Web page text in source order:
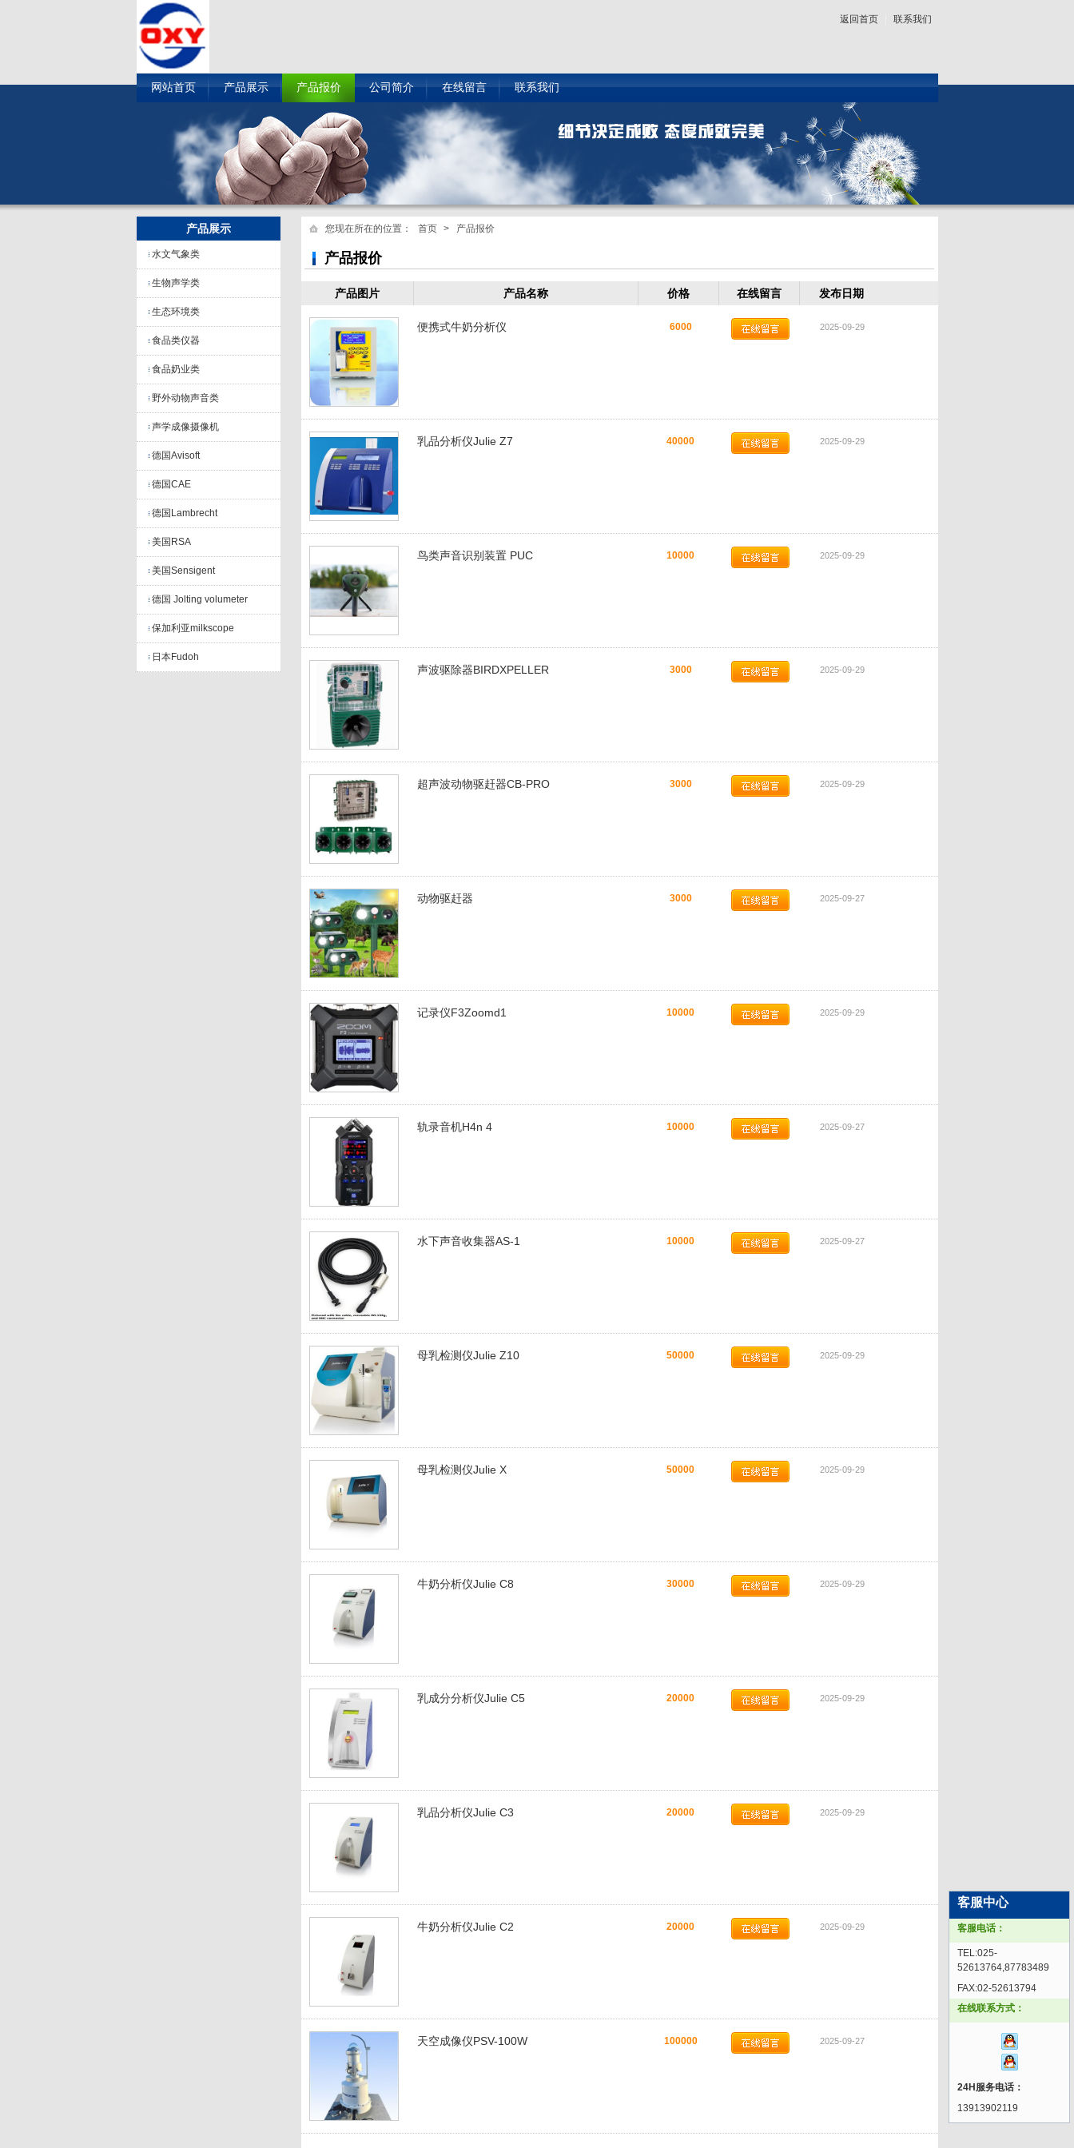
返回首页 联系我们
网站首页 产品展示 产品报价 公司简介 在线留言 联系我们
产品展示
水文气象类
生物声学类
生态环境类
食品类仪器
食品奶业类
野外动物声音类
声学成像摄像机
德国Avisoft
德国CAE
德国Lambrecht
美国RSA
美国Sensigent
德国 Jolting volumeter
保加利亚milkscope
日本Fudoh
您现在所在的位置： 首页 > 产品报价
产品报价
产品图片 产品名称 价格 在线留言 发布日期
便携式牛奶分析仪 6000 2025-09-29
乳品分析仪Julie Z7 40000 2025-09-29
鸟类声音识别装置 PUC 10000 2025-09-29
声波驱除器BIRDXPELLER 3000 2025-09-29
超声波动物驱赶器CB-PRO 3000 2025-09-29
动物驱赶器 3000 2025-09-27
记录仪F3Zoomd1 10000 2025-09-29
轨录音机H4n 4 10000 2025-09-27
水下声音收集器AS-1 10000 2025-09-27
母乳检测仪Julie Z10 50000 2025-09-29
母乳检测仪Julie X 50000 2025-09-29
牛奶分析仪Julie C8 30000 2025-09-29
乳成分分析仪Julie C5 20000 2025-09-29
乳品分析仪Julie C3 20000 2025-09-29
牛奶分析仪Julie C2 20000 2025-09-29
天空成像仪PSV-100W 100000 2025-09-27
客服中心
客服电话：
TEL:025-
52613764,87783489
FAX:02-52613794
在线联系方式：
24H服务电话：
13913902119